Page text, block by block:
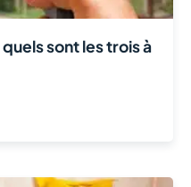
sont les trois à